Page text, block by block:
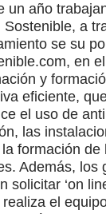
un año
a
se su
en
y
eficiente,
el uso de
las
formación de
Además, los
solicitar ‘on
el